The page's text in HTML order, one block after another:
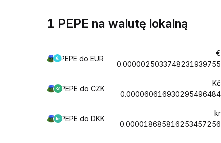
1 PEPE na walutę lokalną
PEPE do EUR
€
0.0000025033748231939755
PEPE do CZK
Kč
0.000060616930295496484
PEPE do DKK
kr
0.000018685816253457256